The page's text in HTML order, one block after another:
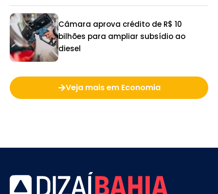
Câmara aprova crédito de R$ 10
bilhões para ampliar subsídio ao
diesel
Veja mais em Economia